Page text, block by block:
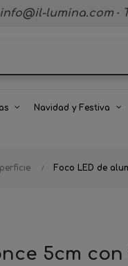
info@il-lumina.com ·
Navidad y Festiva
Foco LED de
5cm